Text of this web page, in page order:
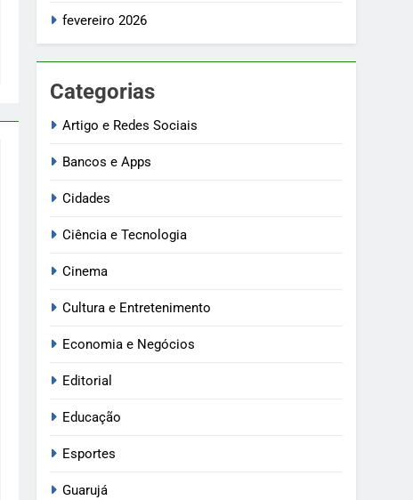
fevereiro 2026
Categorias
Artigo e Redes Sociais
Bancos e Apps
Cidades
Ciência e Tecnologia
Cinema
Cultura e Entretenimento
Economia e Negócios
Editorial
Educação
Esportes
Guarujá